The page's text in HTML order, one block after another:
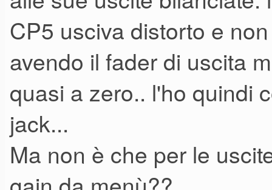
CP5 usciva distorto e
avendo il fader di uscita
quasi a zero.. l'ho quindi
jack...
Ma non è che per le